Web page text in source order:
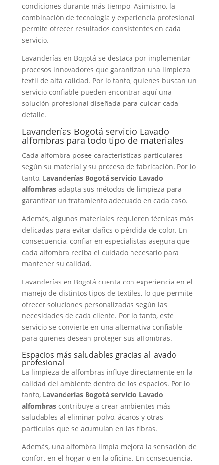
condiciones durante más tiempo. Asimismo, la
combinación de tecnología y experiencia profesional
permite ofrecer resultados consistentes en cada
servicio.
Lavanderías en Bogotá se destaca por implementar
procesos innovadores que garantizan una limpieza
textil de alta calidad. Por lo tanto, quienes buscan un
servicio confiable pueden encontrar aquí una
solución profesional diseñada para cuidar cada
detalle.
Lavanderías Bogotá servicio Lavado
alfombras para todo tipo de materiales
Cada alfombra posee características particulares
según su material y su proceso de fabricación. Por lo
tanto, Lavanderías Bogotá servicio Lavado
alfombrasadapta sus métodos de limpieza para
garantizar un tratamiento adecuado en cada caso.
Además, algunos materiales requieren técnicas más
delicadas para evitar daños o pérdida de color. En
consecuencia, confiar en especialistas asegura que
cada alfombra reciba el cuidado necesario para
mantener su calidad.
Lavanderías en Bogotá cuenta con experiencia en el
manejo de distintos tipos de textiles, lo que permite
ofrecer soluciones personalizadas según las
necesidades de cada cliente. Por lo tanto, este
servicio se convierte en una alternativa confiable
para quienes desean proteger sus alfombras.
Espacios más saludables gracias al lavado
profesional
La limpieza de alfombras influye directamente en la
calidad del ambiente dentro de los espacios. Por lo
tanto, Lavanderías Bogotá servicio Lavado
alfombrascontribuye a crear ambientes más
saludables al eliminar polvo, ácaros y otras
partículas que se acumulan en las fibras.
Además, una alfombra limpia mejora la sensación de
confort en el hogar o en la oficina. En consecuencia,